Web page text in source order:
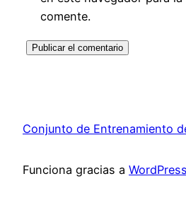
comente.
Conjunto de Entrenamiento
Funciona gracias a WordPress